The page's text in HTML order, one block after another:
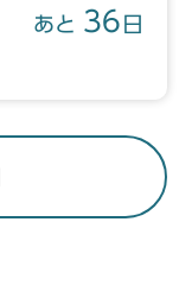
あと 36 日